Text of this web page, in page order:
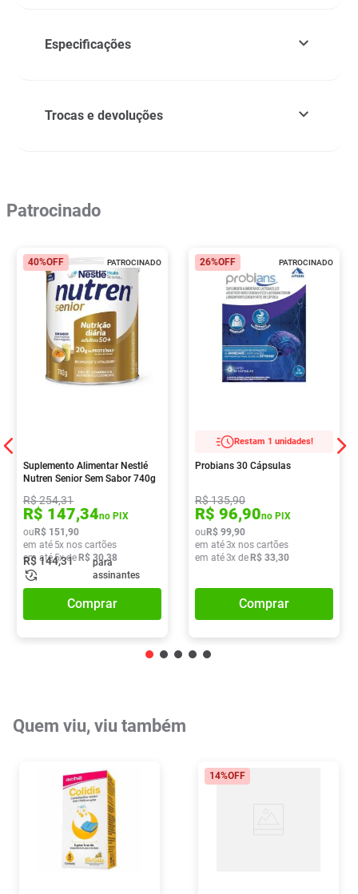
Especificações
Trocas e devoluções
Patrocinado
PATROCINADO
40%OFF
Suplemento Alimentar Nestlé
Nutren Senior Sem Sabor 740g
R$254,31
R$ 147,34no PIX
ou R$ 151 ,90
em até 5x nos cartões
em até5x de R$ 30,38
R$144,31
para
assinantes
Comprar
PATROCINADO
26%OFF
Restam 1 unidades!
Probians 30 Cápsulas
R$135,90
R$ 96,90no PIX
ou R$ 99,90
em até3x nos cartões
em até3x de R$ 33,30
Comprar
Quem viu, viu também
14%OFF